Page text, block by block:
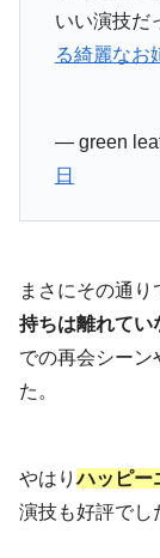
いい演技だ
る綺麗なお
— green
日
まさにその通り
持ちは離れてい
での再会シーン
た。
やはりハッピー
演技も好評でし